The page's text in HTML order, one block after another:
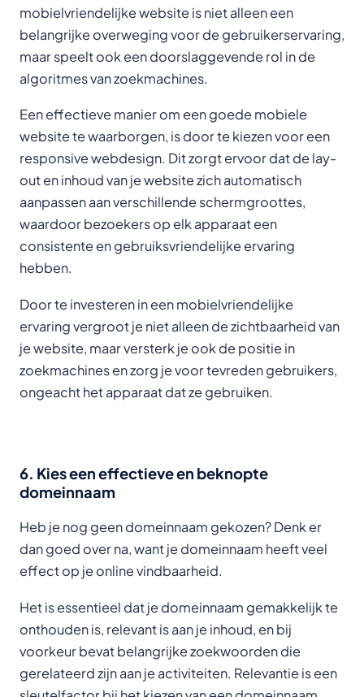
mobielvriendelijke website is niet alleen een
belangrijke overweging voor de gebruikerservaring,
maar speelt ook een doorslaggevende rol in de
algoritmes van zoekmachines.
Een effectieve manier om een goede mobiele
website te waarborgen, is door te kiezen voor een
responsive webdesign. Dit zorgt ervoor dat de lay-
out en inhoud van je website zich automatisch
aanpassen aan verschillende schermgroottes,
waardoor bezoekers op elk apparaat een
consistente en gebruiksvriendelijke ervaring
hebben.
Door te investeren in een mobielvriendelijke
ervaring vergroot je niet alleen de zichtbaarheid van
je website, maar versterk je ook de positie in
zoekmachines en zorg je voor tevreden gebruikers,
ongeacht het apparaat dat ze gebruiken.
6. Kies een effectieve en beknopte
domeinnaam
Heb je nog geen domeinnaam gekozen? Denk er
dan goed over na, want je domeinnaam heeft veel
effect op je online vindbaarheid.
Het is essentieel dat je domeinnaam gemakkelijk te
onthouden is, relevant is aan je inhoud, en bij
voorkeur bevat belangrijke zoekwoorden die
gerelateerd zijn aan je activiteiten. Relevantie is een